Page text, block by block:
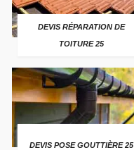
DEVIS RÉPARATION DE
TOITURE 25
DEVIS POSE GOUTTIÈRE 25